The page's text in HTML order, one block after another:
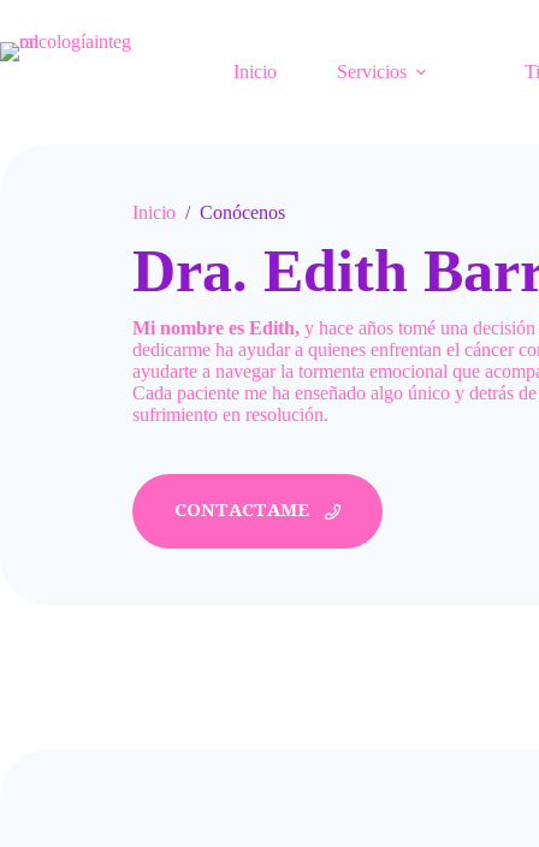
contenido
Inicio
Servicios
Inicio / Conócenos
Dra. Edith
Mi nombre es Edith, y hace años tomé una
dedicarme ha ayudar a quienes enfrentan el cáncer
ayudarte a navegar la tormenta emocional que
Cada paciente me ha enseñado algo único y detrás
sufrimiento en resolución.
CONTACTAME